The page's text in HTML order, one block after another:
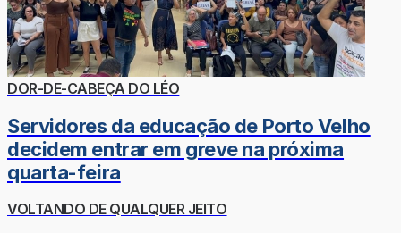
DOR-DE-CABEÇA DO LÉO
Servidores da educação de Porto Velho
decidem entrar em greve na próxima
quarta-feira
VOLTANDO DE QUALQUER JEITO